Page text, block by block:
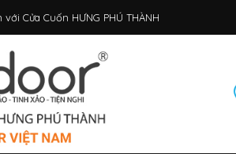
Cửa Cuốn HƯNG PHÚ THÀNH